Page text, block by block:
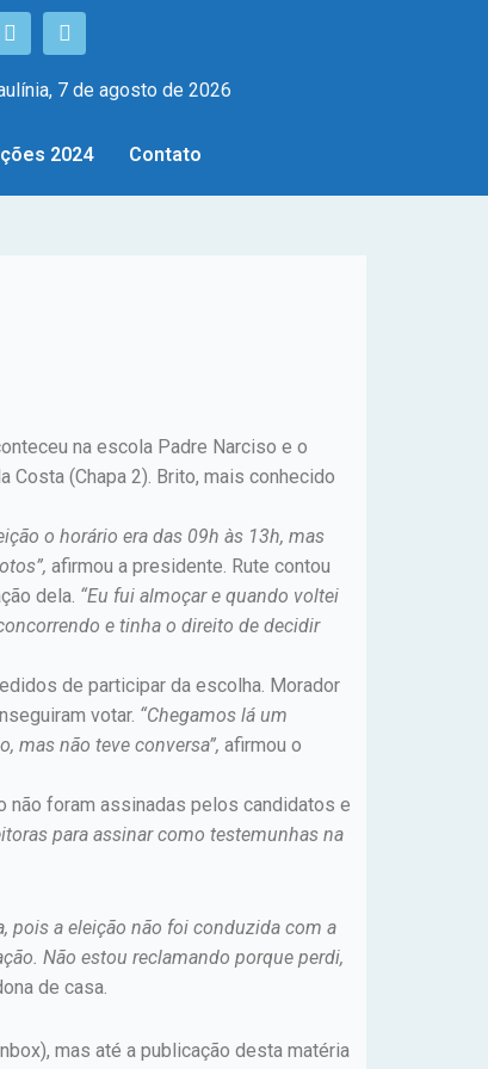
7 de agosto de 2026
2024 Contato
na escola Padre Narciso e o
(Chapa 2). Brito, mais conhecido
o horário era das 09h às 13h, mas
afirmou a presidente. Rute contou
dela. “Eu fui almoçar e quando voltei
e tinha o direito de decidir
de participar da escolha. Morador
votar. “Chegamos lá um
mas não teve conversa”, afirmou o
não foram assinadas pelos candidatos e
para assinar como testemunhas na
pois a eleição não foi conduzida com a
Não estou reclamando porque perdi,
de casa.
mas até a publicação desta matéria